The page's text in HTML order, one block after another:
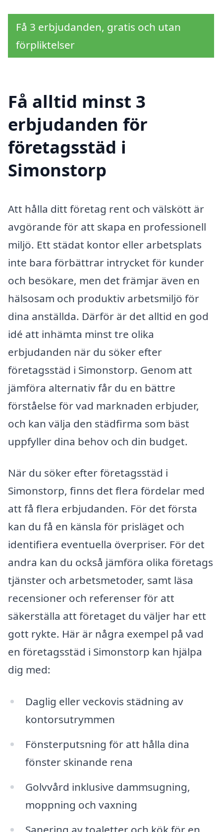
Få 3 erbjudanden, gratis och utan
förpliktelser
Få alltid minst 3
erbjudanden för
företagsstäd i
Simonstorp
Att hålla ditt företag rent och välskött är
avgörande för att skapa en professionell
miljö. Ett städat kontor eller arbetsplats
inte bara förbättrar intrycket för kunder
och besökare, men det främjar även en
hälsosam och produktiv arbetsmiljö för
dina anställda. Därför är det alltid en god
idé att inhämta minst tre olika
erbjudanden när du söker efter
företagsstäd i Simonstorp. Genom att
jämföra alternativ får du en bättre
förståelse för vad marknaden erbjuder,
och kan välja den städfirma som bäst
uppfyller dina behov och din budget.
När du söker efter företagsstäd i
Simonstorp, finns det flera fördelar med
att få flera erbjudanden. För det första
kan du få en känsla för prisläget och
identifiera eventuella överpriser. För det
andra kan du också jämföra olika företags
tjänster och arbetsmetoder, samt läsa
recensioner och referenser för att
säkerställa att företaget du väljer har ett
gott rykte. Här är några exempel på vad
en företagsstäd i Simonstorp kan hjälpa
dig med:
Daglig eller veckovis städning av
kontorsutrymmen
Fönsterputsning för att hålla dina
fönster skinande rena
Golvvård inklusive dammsugning,
moppning och vaxning